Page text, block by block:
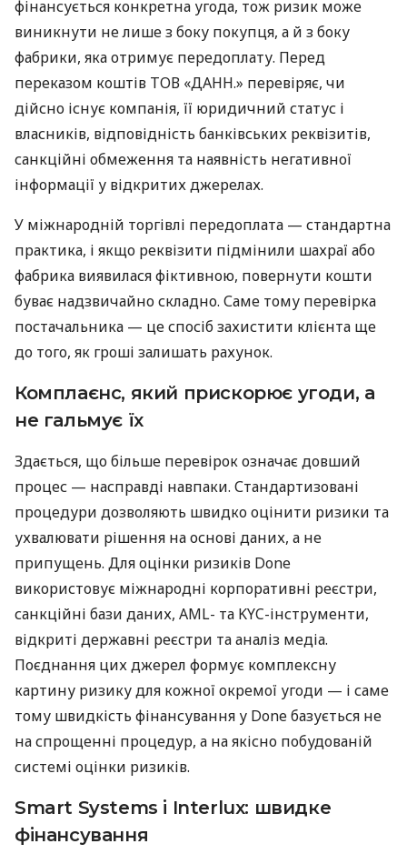
фінансується конкретна угода, тож ризик може
виникнути не лише з боку покупця, а й з боку
фабрики, яка отримує передоплату. Перед
переказом коштів ТОВ «ДАНН.» перевіряє, чи
дійсно існує компанія, її юридичний статус і
власників, відповідність банківських реквізитів,
санкційні обмеження та наявність негативної
інформації у відкритих джерелах.
У міжнародній торгівлі передоплата — стандартна
практика, і якщо реквізити підмінили шахраї або
фабрика виявилася фіктивною, повернути кошти
буває надзвичайно складно. Саме тому перевірка
постачальника — це спосіб захистити клієнта ще
до того, як гроші залишать рахунок.
Комплаєнс, який прискорює угоди, а
не гальмує їх
Здається, що більше перевірок означає довший
процес — насправді навпаки. Стандартизовані
процедури дозволяють швидко оцінити ризики та
ухвалювати рішення на основі даних, а не
припущень. Для оцінки ризиків Done
використовує міжнародні корпоративні реєстри,
санкційні бази даних, AML- та KYC-інструменти,
відкриті державні реєстри та аналіз медіа.
Поєднання цих джерел формує комплексну
картину ризику для кожної окремої угоди — і саме
тому швидкість фінансування у Done базується не
на спрощенні процедур, а на якісно побудованій
системі оцінки ризиків.
Smart Systems і Interlux: швидке
фінансування